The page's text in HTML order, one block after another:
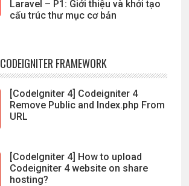
Laravel – P1: Giới thiệu và khởi tạo
cấu trúc thư mục cơ bản
CODEIGNITER FRAMEWORK
[CodeIgniter 4] Codeigniter 4
Remove Public and Index.php From
URL
[CodeIgniter 4] How to upload
Codeigniter 4 website on share
hosting?